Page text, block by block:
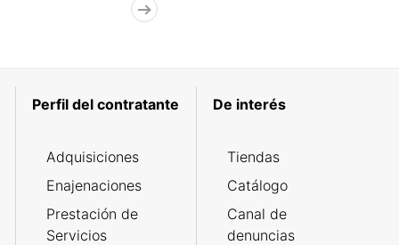
Perfil del contratante
Adquisiciones
Enajenaciones
Prestación de
Servicios
De interés
Tiendas
Catálogo
Canal de
denuncias